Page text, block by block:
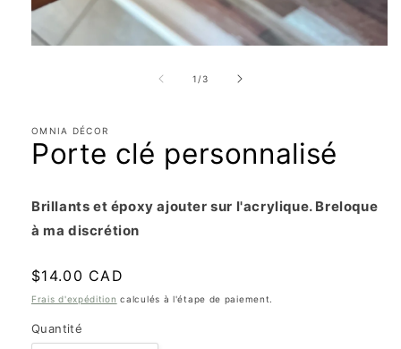
fenêtre
modale
1 /de
3
OMNIA DÉCOR
Porte clé personnalisé
Brillants et époxy ajouter sur l'acrylique. Breloque
à ma discrétion
Prix
habituel
$14.00 CAD
Frais d'expédition calculés à l'étape de paiement.
Quantité